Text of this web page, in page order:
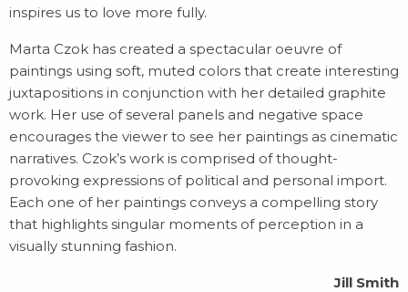
inspires us to love more fully.
Marta Czok has created a spectacular oeuvre of
paintings using soft, muted colors that create interesting
juxtapositions in conjunction with her detailed graphite
work. Her use of several panels and negative space
encourages the viewer to see her paintings as cinematic
narratives. Czok’s work is comprised of thought-
provoking expressions of political and personal import.
Each one of her paintings conveys a compelling story
that highlights singular moments of perception in a
visually stunning fashion.
Jill Smith